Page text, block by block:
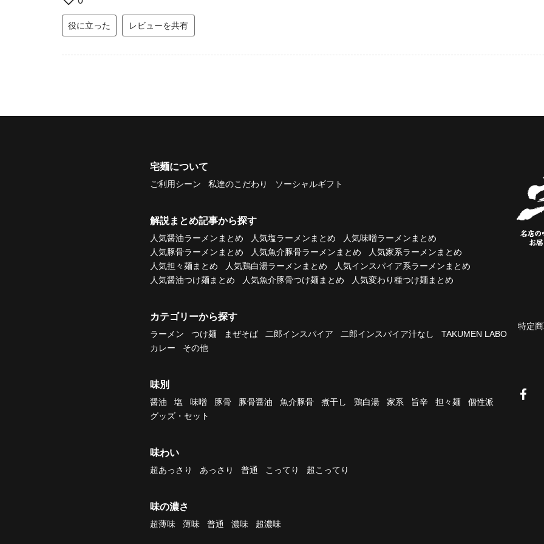
役に立った レビューを共有
宅麺について
ご利用シーン 私達のこだわり ソーシャルギフト
解説まとめ記事から探す
人気醤油ラーメンまとめ 人気塩ラーメンまとめ
人気味噌ラーメンまとめ
人気豚骨ラーメンまとめ
人気魚介豚骨ラーメンまとめ
人気家系ラーメンまとめ
人気担々麺まとめ
人気鶏白湯ラーメンまとめ
人気インスパイア系ラーメンまとめ
人気醤油つけ麺まとめ
人気魚介豚骨つけ麺まとめ 人気変わり種つけ麺まとめ
カテゴリーから探す
ラーメン つけ麺 まぜそば 二郎インスパイア 二郎インスパイア汁なし
TAKUMEN LABO
カレー
その他
味別
醤油 塩 味噌 豚骨 豚骨醤油 魚介豚骨 煮干し 鶏白湯 家系 旨辛 担々麺
個性派
グッズ・セット
味わい
超あっさり あっさり 普通 こってり 超こってり
味の濃さ
超薄味 薄味 普通 濃味 超濃味
特定